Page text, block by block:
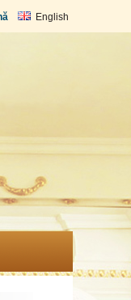
English